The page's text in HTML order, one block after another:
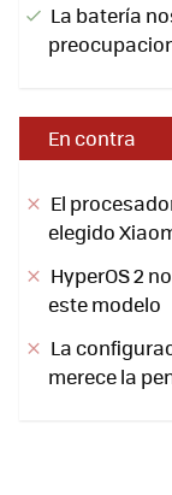
La batería
En contra
El
elegido
HyperOS 2
este modelo
La
merece la